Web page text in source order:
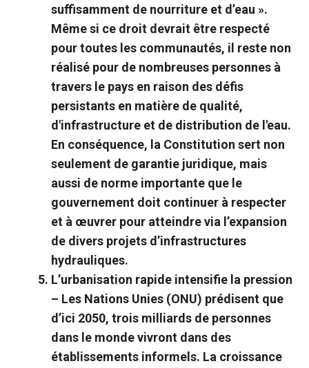
suffisamment de nourriture et d’eau ».
Même si ce droit devrait être respecté
pour toutes les communautés, il reste non
réalisé pour de nombreuses personnes à
travers le pays en raison des défis
persistants en matière de qualité,
d'infrastructure et de distribution de l'eau.
En conséquence, la Constitution sert non
seulement de garantie juridique, mais
aussi de norme importante que le
gouvernement doit continuer à respecter
et à œuvrer pour atteindre via l’expansion
de divers projets d’infrastructures
hydrauliques.
L’urbanisation rapide intensifie la pression
– Les Nations Unies (ONU) prédisent que
d’ici 2050, trois milliards de personnes
dans le monde vivront dans des
établissements informels. La croissance